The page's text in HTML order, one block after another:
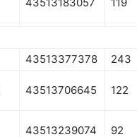
43513377378
243
43513706645 122
43513239074 92